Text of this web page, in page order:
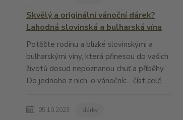
Skvělý a originální vánoční dárek?
Lahodná slovinská a bulharská vína
Potěšte rodinu a blízké slovinskými a
bulharskými víny, která přinesou do vašich
životů dosud nepoznanou chuť a příběhy.
Do jednoho z nich, o vánočníc... číst celé
05.10.2023 dárky